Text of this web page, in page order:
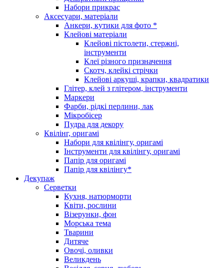
Набори прикрас
Аксесуари, матеріали
Анкери, кутики для фото *
Клейові матеріали
Клейові пістолети, стержні,
інструменти
Клеї різного призначення
Скотч, клейкі стрічки
Клейові аркуші, крапки, квадратики
Глітер, клей з глітером, інструменти
Маркери
Фарби, рідкі перлини, лак
Мікробісер
Пудра для декору
Квілінг, оригамі
Набори для квілінгу, оригамі
Інструменти для квілінгу, оригамі
Папір для оригамі
Папір для квілінгу*
Декупаж
Серветки
Кухня, натюрморти
Квіти, рослини
Візерунки, фон
Морська тема
Тварини
Дитяче
Овочі, оливки
Великдень